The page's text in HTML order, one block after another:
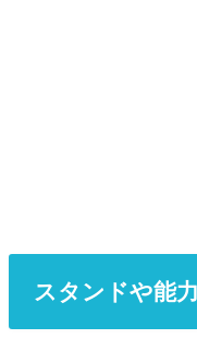
スタンドや能